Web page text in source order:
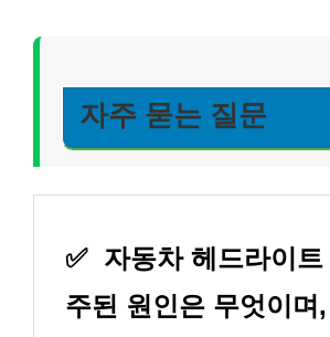
자주 묻는 질문
✅ 자동차 헤드라이트
주된 원인은 무엇이며,